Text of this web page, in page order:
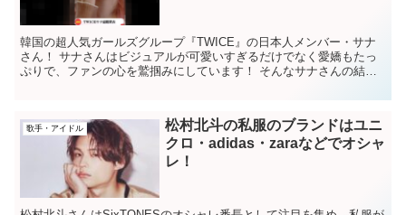
韓国の超人気ガールズグループ『TWICE』の日本人メンバー・サナ
さん！ サナさんはビジュアルが可愛いすぎるだけでなく愛嬌もたっ
ぷりで、ファンの心を鷲掴みにしています！ そんなサナさんの結婚
歌手・アイドル
松村北斗の私服のブランドはユニ
クロ・adidas・zaraなどでオシャ
レ！